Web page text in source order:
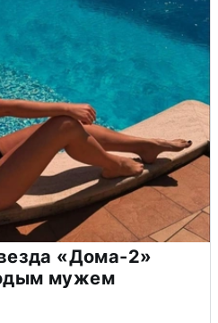
«Дома-2»
мужем